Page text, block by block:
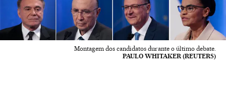
Montagem dos candidatos durante o último debate.
PAULO WHITAKER (REUTERS)